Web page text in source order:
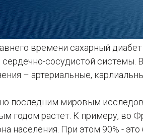
времени сахарный
сосудистой системы.
– артериальные,
последним мировым
годом растет. К примеру, во
населения. При этом 90% -